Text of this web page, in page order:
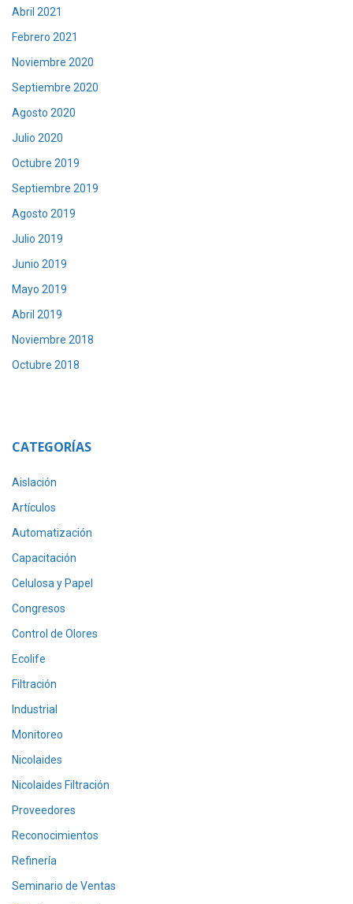
Abril 2021
Febrero 2021
Noviembre 2020
Septiembre 2020
Agosto 2020
Julio 2020
Octubre 2019
Septiembre 2019
Agosto 2019
Julio 2019
Junio 2019
Mayo 2019
Abril 2019
Noviembre 2018
Octubre 2018
CATEGORÍAS
Aislación
Artículos
Automatización
Capacitación
Celulosa y Papel
Congresos
Control de Olores
Ecolife
Filtración
Industrial
Monitoreo
Nicolaides
Nicolaides Filtración
Proveedores
Reconocimientos
Refinería
Seminario de Ventas